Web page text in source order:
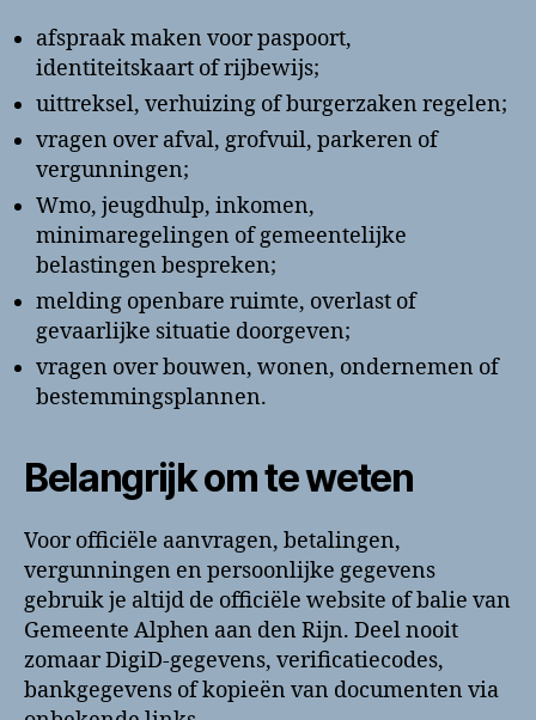
afspraak maken voor paspoort,
identiteitskaart of rijbewijs;
uittreksel, verhuizing of burgerzaken regelen;
vragen over afval, grofvuil, parkeren of
vergunningen;
Wmo, jeugdhulp, inkomen,
minimaregelingen of gemeentelijke
belastingen bespreken;
melding openbare ruimte, overlast of
gevaarlijke situatie doorgeven;
vragen over bouwen, wonen, ondernemen of
bestemmingsplannen.
Belangrijk om te weten
Voor officiële aanvragen, betalingen,
vergunningen en persoonlijke gegevens
gebruik je altijd de officiële website of balie van
Gemeente Alphen aan den Rijn. Deel nooit
zomaar DigiD-gegevens, verificatiecodes,
bankgegevens of kopieën van documenten via